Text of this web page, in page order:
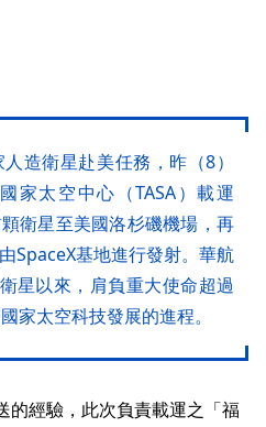
造衛星赴美任務，昨（8）
家太空中心（TASA）載運
衛星至美國洛杉磯機場，再
SpaceX基地進行發射。華航
星以來，肩負重大使命超過
家太空科技發展的進程。
的經驗，此次負責載運之「福